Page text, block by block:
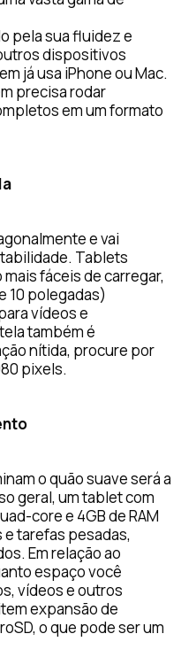
pela sua fluidez e
dispositivos
já usa iPhone ou Mac.
precisa rodar
em um formato
e vai
Tablets
fáceis de carregar,
10 polegadas)
vídeos e
também é
nítida, procure por
pixels.
o quão suave será a
geral, um tablet com
core e 4GB de RAM
tarefas pesadas,
Em relação ao
espaço você
vídeos e outros
expansão de
o que pode ser um